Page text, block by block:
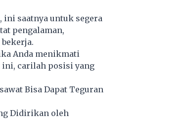
ini saatnya untuk segera
pengalaman,
Anda menikmati
ini, carilah posisi yang
Bisa Dapat Teguran
Didirikan oleh